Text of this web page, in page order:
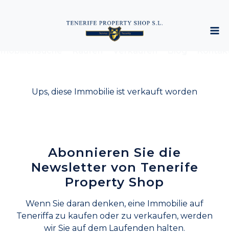
Ups, diese Immobilie ist verkauft worden
Abonnieren Sie die
Newsletter von Tenerife
Property Shop
Wenn Sie daran denken, eine Immobilie auf
Teneriffa zu kaufen oder zu verkaufen, werden
wir Sie auf dem Laufenden halten.